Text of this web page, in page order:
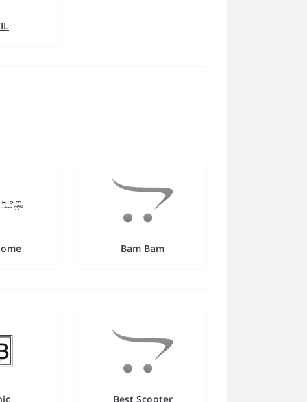
Bam Bam
Best Scooter